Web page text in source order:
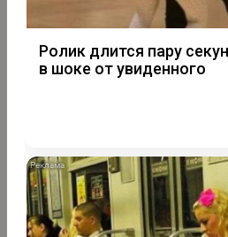
Ролик длится пару
в шоке от увиденного